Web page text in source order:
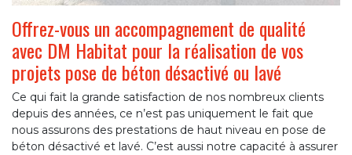
Offrez-vous un accompagnement de qualité
avec DM Habitat pour la réalisation de vos
projets pose de béton désactivé ou lavé
Ce qui fait la grande satisfaction de nos nombreux clients
depuis des années, ce n’est pas uniquement le fait que
nous assurons des prestations de haut niveau en pose de
béton désactivé et lavé. C’est aussi notre capacité à assurer